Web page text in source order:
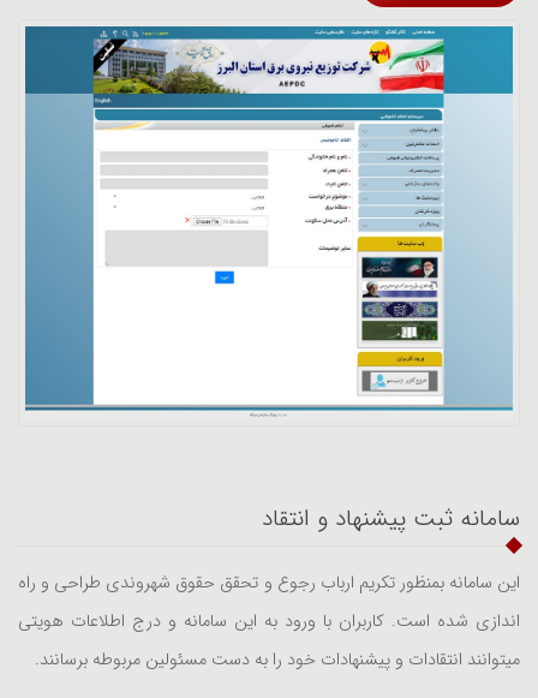
سامانه ثبت پیشنهاد و انتقاد
این سامانه بمنظور تکریم ارباب رجوع و تحقق حقوق شهروندی طراحی و راه
اندازی شده است. کاربران با ورود به این سامانه و درج اطلاعات هویتی
میتوانند انتقادات و پیشنهادات خود را به دست مسئولین مربوطه برسانند.